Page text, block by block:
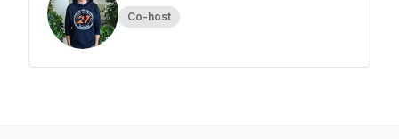
Co-host